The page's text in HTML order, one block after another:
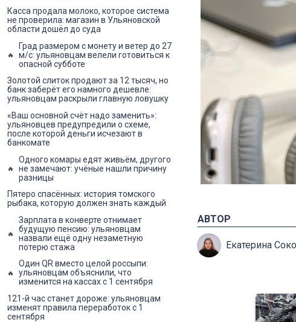
АВТОР
Екатерина
Касса продала молоко, которое система
не проверила: магазин в Ульяновской
области дошёл до суда
Град размером с монету и ветер до 27
м/с: ульяновцам велели готовиться к
опасной субботе
Золотой слиток продают за 12 тысяч, но
банк заберёт его намного дешевле:
ульяновцам раскрыли главную ловушку
«Ваш основной счёт надо заменить»:
ульяновцев предупредили о схеме,
после которой деньги исчезают в
банкомате
Одного комары едят живьём, другого
не замечают: учёные нашли причину
разницы
Пятеро спасённых: история томского
рыбака, которую должен знать каждый
Зарплата в конверте отнимает
будущую пенсию: ульяновцам
назвали ещё одну незаметную
потерю стажа
Один QR вместо целой россыпи:
ульяновцам объяснили, что
изменится на кассах с 1 сентября
121-й час станет дороже: ульяновцам
изменят правила переработок с 1
сентября